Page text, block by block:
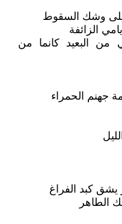
على وشك السقوط
الزائفة
من البعيد كانما من
جهنم الحمراء
يشق كبد الفراغ
الطاهر